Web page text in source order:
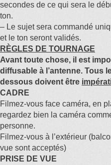
secondes de ce qui sera le
ton.
– Le sujet sera commandé
et le ton seront validés.
RÈGLES DE TOURNAGE
Avant toute chose, il est
diffusable à l’antenne. Tous
dessous doivent être
CADRE
Filmez-vous face caméra, en
regardez bien la caméra
personne.
Filmez-vous à l’extérieur
vue sont acceptés)
PRISE DE VUE